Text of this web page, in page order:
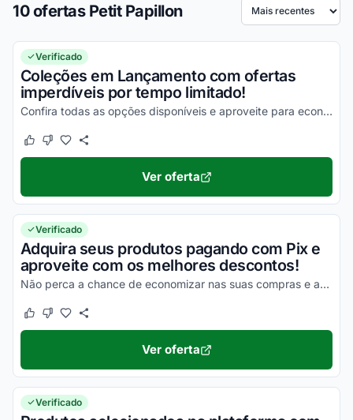
10 ofertas Petit Papillon Ordenar por
Verificado
Coleções em Lançamento com ofertas
imperdíveis por tempo limitado!
Confira todas as opções disponíveis e aproveite para economizar da melhor maneira possível!
Este cupom funcionou
Este cupom não funcionou
Ver oferta
Verificado
Adquira seus produtos pagando com Pix e
aproveite com os melhores descontos!
Não perca a chance de economizar nas suas compras e aproveite para economizar da melhor maneira possível!
Este cupom funcionou
Este cupom não funcionou
Ver oferta
Verificado